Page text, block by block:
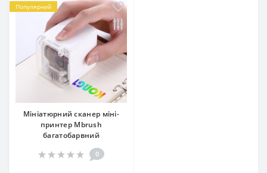
Популярний
Мініатюрний сканер міні-
принтер Mbrush
багатобарвний
0